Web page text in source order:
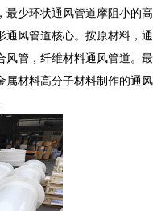
少环状通风管道摩阻小的高
风管道核心。按原材料，通
风管，纤维材料通风管道。最
属材料高分子材料制作的通风